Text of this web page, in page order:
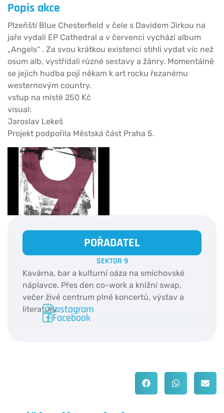
Popis akce
Plzeňští Blue Chesterfield v čele s Davidem Jirkou na
jaře vydali EP Cathedral a v červenci vychází album
„Angels“ . Za svou krátkou existenci stihli vydat víc než
osum alb, vystřídali různé sestavy a žánry. Momentálně
se jejich hudba pojí někam k art rocku řezanému
westernovým country.
vstup na místě 250 Kč
visual:
Jaroslav Lekeš
Projekt podpořila Městská část Praha 5.
POŘADATEL
SEKTOR 9
Kavárna, bar a kulturní oáza na smíchovské
náplavce. Přes den co-work a knižní swap,
večer živé centrum plné koncertů, výstav a
literatury.Instagram
Facebook